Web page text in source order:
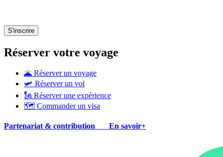
Réserver votre voyage
🌋 Réserver un voyage
🛩 Réserver un vol
🗽 Réserver une expérience
🗺 Commander un visa
Partenariat & contribution En savoir+